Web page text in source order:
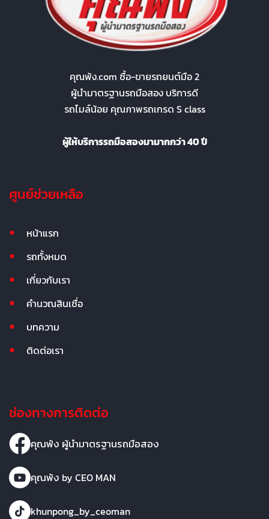
คุณพ้ง.com ซื้อ-ขายรถยนต์มือ 2
ผู้นำมาตรฐานรถมือสอง บริการดี
รถไมล์น้อย คุณภาพรถเกรด S class
ผู้ให้บริการรถมือสองมามากกว่า 40 ปี
ศูนย์ช่วยเหลือ
หน้าแรก
รถทั้งหมด
เกี่ยวกับเรา
คำนวณสินเชื่อ
บทความ
ติดต่อเรา
ช่องทางการติดต่อ
คุณพ้ง ผู้นำมาตรฐานรถมือสอง
คุณพ้ง by CEO MAN
khunpong_by_ceoman